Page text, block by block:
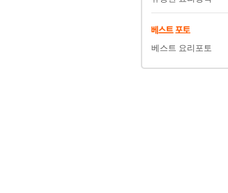
베스트 요리포토